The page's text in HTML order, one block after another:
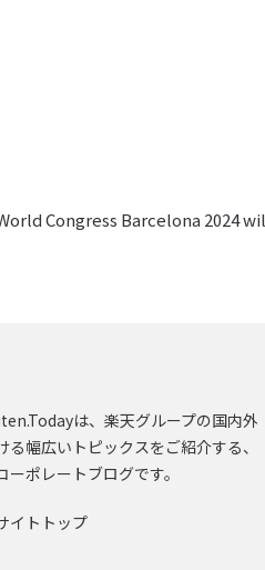
Congress Barcelona
は、楽天グループの国内外
る幅広いトピックスをご紹介する、
ーポレートブログです。
イトトップ